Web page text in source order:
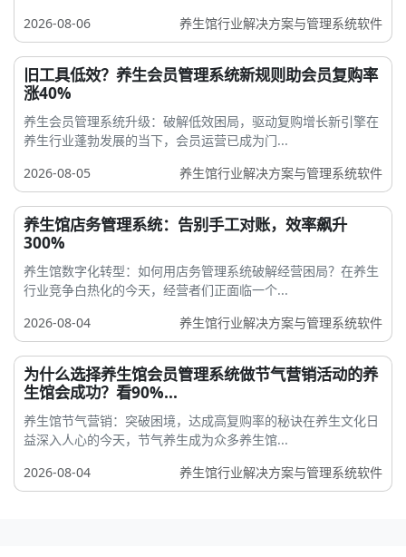
2026-08-06
养生馆行业解决方案与管理系统软件
旧工具低效？养生会员管理系统新规则助会员复购率
涨40%
养生会员管理系统升级：破解低效困局，驱动复购增长新引擎在
养生行业蓬勃发展的当下，会员运营已成为门...
2026-08-05
养生馆行业解决方案与管理系统软件
养生馆店务管理系统：告别手工对账，效率飙升
300%
养生馆数字化转型：如何用店务管理系统破解经营困局？在养生
行业竞争白热化的今天，经营者们正面临一个...
2026-08-04
养生馆行业解决方案与管理系统软件
为什么选择养生馆会员管理系统做节气营销活动的养
生馆会成功？看90%...
养生馆节气营销：突破困境，达成高复购率的秘诀在养生文化日
益深入人心的今天，节气养生成为众多养生馆...
2026-08-04
养生馆行业解决方案与管理系统软件